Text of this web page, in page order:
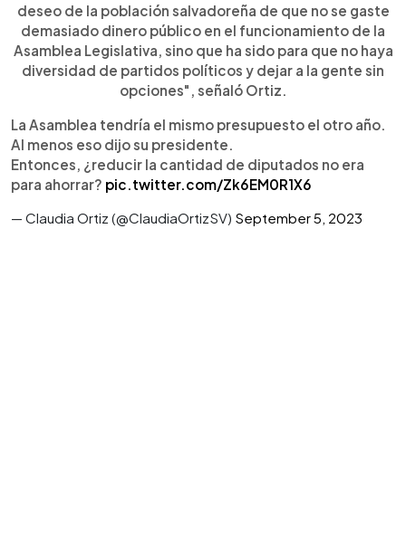
deseo de la población salvadoreña de que no se gaste
demasiado dinero público en el funcionamiento de la
Asamblea Legislativa, sino que ha sido para que no haya
diversidad de partidos políticos y dejar a la gente sin
opciones", señaló Ortiz.
La Asamblea tendría el mismo presupuesto el otro año.
Al menos eso dijo su presidente.
Entonces, ¿reducir la cantidad de diputados no era
para ahorrar? pic.twitter.com/Zk6EM0R1X6
— Claudia Ortiz (@ClaudiaOrtizSV) September 5, 2023